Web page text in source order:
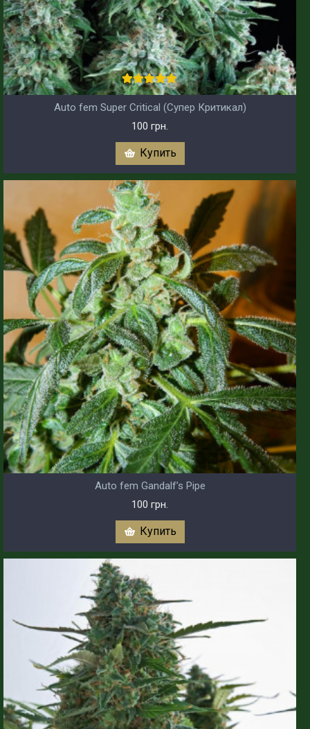
Auto fem Super Critical (Супер Критикал)
100 грн.
Купить
Auto fem Gandalf’s Pipe
100 грн.
Купить